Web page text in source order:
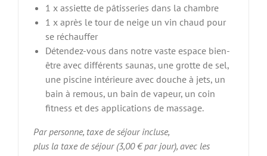
1 x assiette de pâtisseries dans la chambre
1 x après le tour de neige un vin chaud pour
se réchauffer
Détendez-vous dans notre vaste espace bien-
être avec différents saunas, une grotte de sel,
une piscine intérieure avec douche à jets, un
bain à remous, un bain de vapeur, un coin
fitness et des applications de massage.
Par personne, taxe de séjour incluse,
plus la taxe de séjour (3,00 € par jour), avec les